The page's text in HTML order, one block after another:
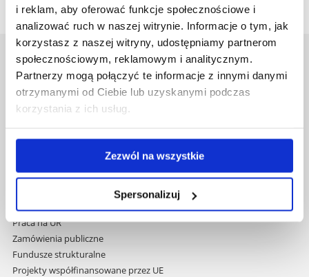
i reklam, aby oferować funkcje społecznościowe i
analizować ruch w naszej witrynie. Informacje o tym, jak
korzystasz z naszej witryny, udostępniamy partnerom
społecznościowym, reklamowym i analitycznym.
Partnerzy mogą połączyć te informacje z innymi danymi
otrzymanymi od Ciebie lub uzyskanymi podczas
korzystania z ich usług.
Zezwól na wszystkie
Spersonalizuj
Uniwersytet Rzeszowski
Al. Tadeusza Rejtana 16C
35-959 Rzeszów
nawigację
przejdź
Mapa serwisu
Wydawnictwo
Studia podyplomowe
Praca na UR
Zamówienia publiczne
Fundusze strukturalne
Projekty współfinansowane przez UE